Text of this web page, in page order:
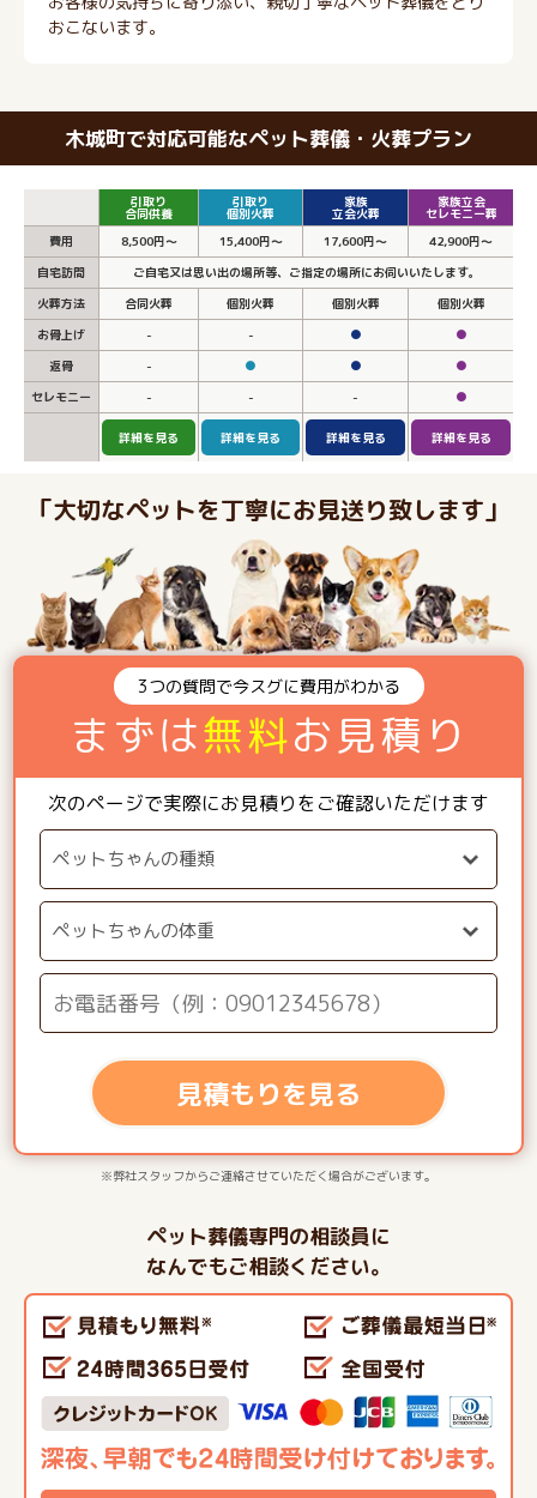
おこないます。
木城町で対応可能なペット葬儀・火葬プラン
引取り
合同供養
引取り
個別火葬
家族
立会火葬
家族立会
セレモニー葬
費用
8,500円～ 15,400円～ 17,600円～
42,900円～
自宅訪問
ご自宅又は思い出の場所等、ご指定の場所にお伺いいたします。
火葬方法
合同火葬 個別火葬 個別火葬
個別火葬
お骨上げ
- - ●
●
返骨
- ● ●
●
セレモニー
- - - ●
詳細を見る 詳細を見る 詳細を見る 詳細を見る
「大切なペットを丁寧にお見送り致します」
3つの質問で今スグに費用がわかる
まずは無料お見積り
次のページで実際にお見積りをご確認いただけます
見積もりを見る
※弊社スタッフからご連絡させていただく場合がございます。
ペット葬儀専門の相談員に
なんでもご相談ください。